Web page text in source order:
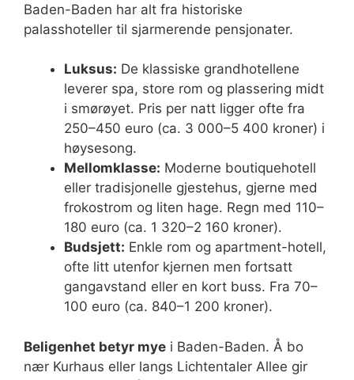
Baden-Baden har alt fra historiske
palasshoteller til sjarmerende pensjonater.
Luksus: De klassiske grandhotellene
leverer spa, store rom og plassering midt
i smørøyet. Pris per natt ligger ofte fra
250–450 euro (ca. 3 000–5 400 kroner) i
høysesong.
Mellomklasse: Moderne boutiquehotell
eller tradisjonelle gjestehus, gjerne med
frokostrom og liten hage. Regn med 110–
180 euro (ca. 1 320–2 160 kroner).
Budsjett: Enkle rom og apartment-hotell,
ofte litt utenfor kjernen men fortsatt
gangavstand eller en kort buss. Fra 70–
100 euro (ca. 840–1 200 kroner).
Beligenhet betyr mye i Baden-Baden. Å bo
nær Kurhaus eller langs Lichtentaler Allee gir